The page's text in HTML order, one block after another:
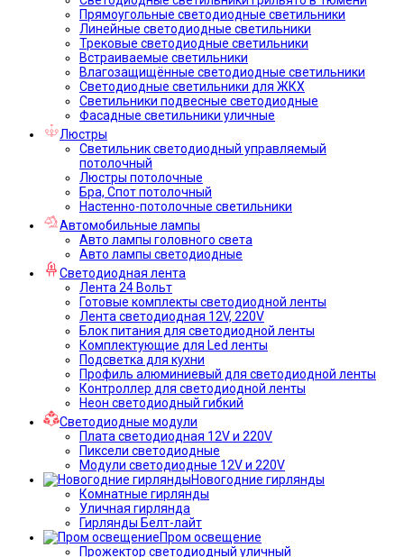
Прямоугольные светодиодные светильники
Линейные светодиодные светильники
Трековые светодиодные светильники
Встраиваемые светильники
Влагозащищённые светодиодные светильники
Светодиодные светильники для ЖКХ
Светильники подвесные светодиодные
Фасадные светильники уличные
Люстры
Светильник светодиодный управляемый
потолочный
Люстры потолочные
Бра, Спот потолочный
Настенно-потолочные светильники
Автомобильные лампы
Авто лампы головного света
Авто лампы светодиодные
Светодиодная лента
Лента 24 Вольт
Готовые комплекты светодиодной ленты
Лента светодиодная 12V, 220V
Блок питания для светодиодной ленты
Комплектующие для Led ленты
Подсветка для кухни
Профиль алюминиевый для светодиодной ленты
Контроллер для светодиодной ленты
Неон светодиодный гибкий
Светодиодные модули
Плата светодиодная 12V и 220V
Пиксели светодиодные
Модули светодиодные 12V и 220V
Новогодние гирлянды
Комнатные гирлянды
Уличная гирлянда
Гирлянды Белт-лайт
Пром освещение
Прожектор светодиодный уличный